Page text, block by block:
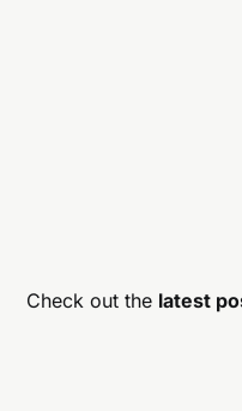
Check out the latest